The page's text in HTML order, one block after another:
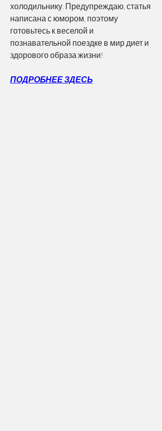
холодильнику. Предупреждаю, статья
написана с юмором, поэтому
готовьтесь к веселой и
познавательной поездке в мир диет и
здорового образа жизни!
ПОДРОБНЕЕ ЗДЕСЬ